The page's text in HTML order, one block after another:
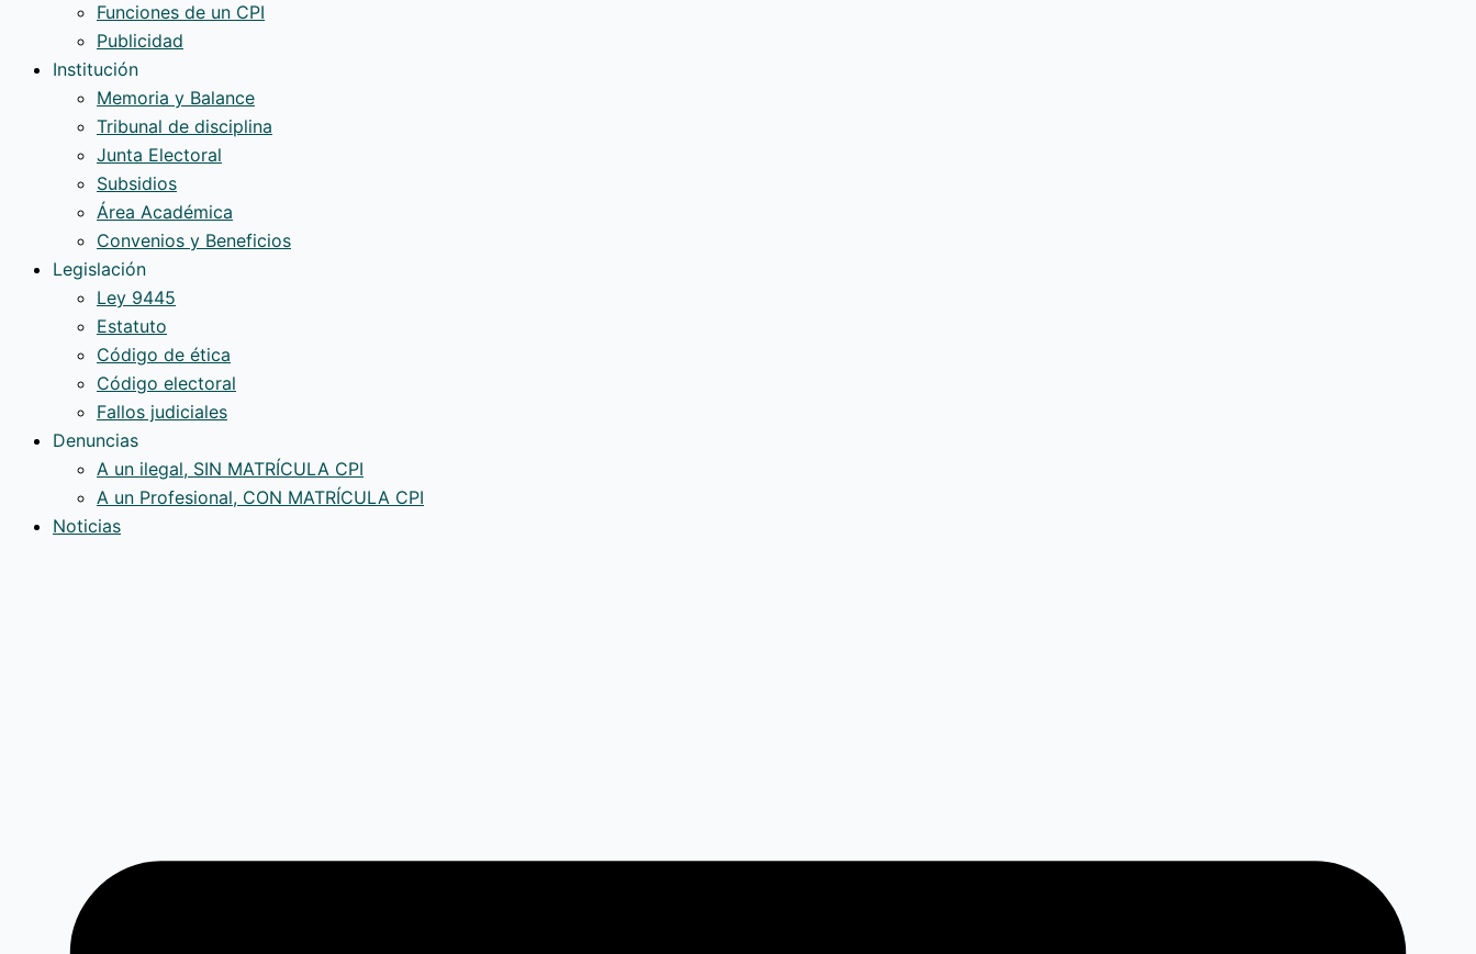
Funciones de un CPI
Publicidad
Institución
Memoria y Balance
Tribunal de disciplina
Junta Electoral
Subsidios
Área Académica
Convenios y Beneficios
Legislación
Ley 9445
Estatuto
Código de ética
Código electoral
Fallos judiciales
Denuncias
A un ilegal, SIN MATRÍCULA CPI
A un Profesional, CON MATRÍCULA CPI
Noticias